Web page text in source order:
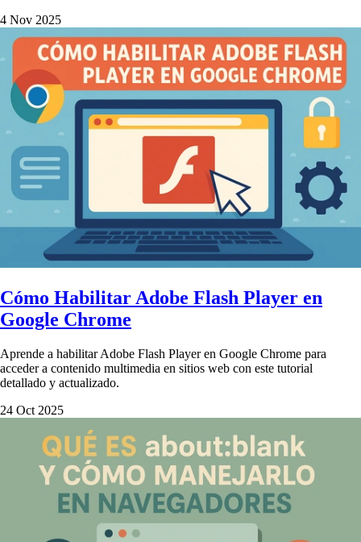
4 Nov 2025
Cómo Habilitar Adobe Flash Player en
Google Chrome
Aprende a habilitar Adobe Flash Player en Google Chrome para
acceder a contenido multimedia en sitios web con este tutorial
detallado y actualizado.
24 Oct 2025